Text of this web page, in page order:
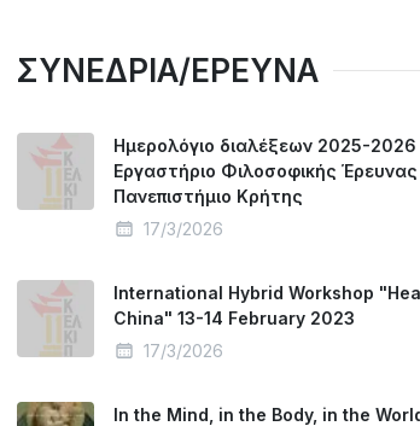
ΣΥΝΕΔΡΙΑ/ΕΡΕΥΝΑ
Hμερολόγιο διαλέξεων 2025-
Εργαστήριο Φιλοσοφικής
Πανεπιστήμιο Κρήτης
17/3/2026
International Hybrid Workshop
China" 13-14 February 2023
17/3/2026
In the Mind, in the Body, in the